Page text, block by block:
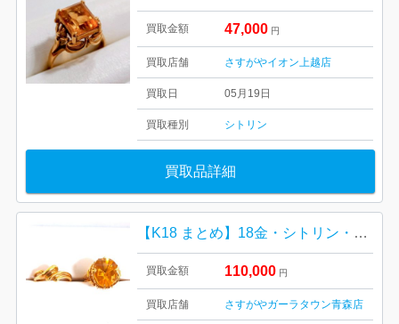
買取金額 47,000 円
買取店舗 さすがやイオン上越店
買取日 05月19日
買取種別 シトリン
買取品詳細
【K18 まとめ】18金・シトリン・リング・指輪・貴金属・アクセサリー・ジュエリー
買取金額 110,000 円
買取店舗 さすがやガーラタウン青森店